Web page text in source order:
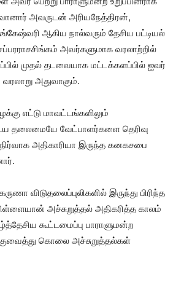
அவருடன் அரியநேத்திரன்,
ஆகிய நால்வரும் தேசிய பட்டியல்
அவர்களுமாக வரலாற்றில்
முதல் தடவையாக மட்டக்களப்பில் ஐவர்
அதுவாகும்.
எட்டு மாவட்டங்களிலும்
தலைமையே வேட்பாளர்களை தெரிவு
அதிகாரியா இருந்த கனகசபை
விடுதலைப்புலிகளில் இருந்து பிரிந்த
அச்சுறுத்தல் அதிகரித்த காலம்
கூட்டமைப்பு பாராளுமன்ற
கொலை அச்சுறுத்தல்கள்